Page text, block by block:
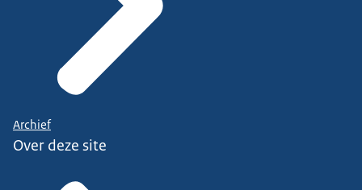
Archief
Over deze site